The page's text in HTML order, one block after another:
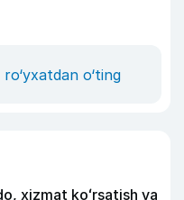
ro‘yxatdan o‘ting
xizmat koʻrsatish va